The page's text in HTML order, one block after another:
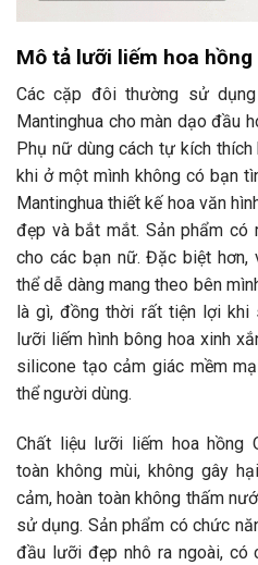
Mô tả lưỡi liếm hoa
Các cặp đôi thường sử
Mantinghua cho màn dạo đầu
Phụ nữ dùng cách tự kích
khi ở một mình không có bạn
Mantinghua thiết kế hoa văn
đẹp và bắt mắt. Sản phẩm có
cho các bạn nữ. Đặc biệt hơn,
thể dễ dàng mang theo bên
là gì, đồng thời rất tiện lợi khi
lưỡi liếm hình bông hoa xinh
silicone tạo cảm giác mềm
thể người dùng.
Chất liệu lưỡi liếm hoa hồng
toàn không mùi, không gây
cảm, hoàn toàn không thấm
sử dụng. Sản phẩm có chức
đầu lưỡi đẹp nhô ra ngoài, có